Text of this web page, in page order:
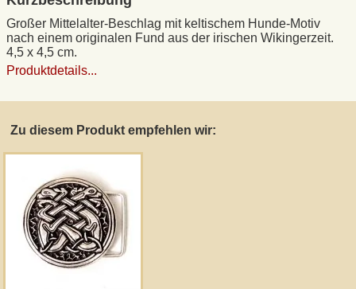
Großer Mittelalter-Beschlag mit keltischem Hunde-Motiv
nach einem originalen Fund aus der irischen Wikingerzeit.
4,5 x 4,5 cm.
Produktdetails...
Zu diesem Produkt empfehlen wir:
Datenschutz
Widerrufsrecht
Anfertigung von Museumsrepliken
AGB
Gästebuch